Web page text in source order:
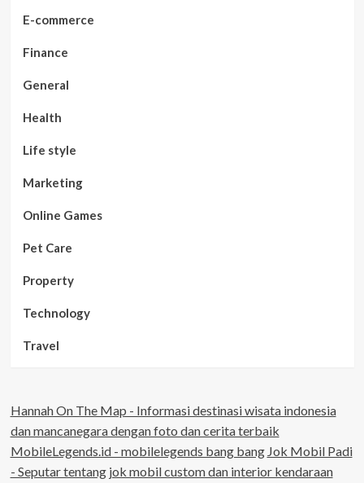
E-commerce
Finance
General
Health
Life style
Marketing
Online Games
Pet Care
Property
Technology
Travel
Hannah On The Map - Informasi destinasi wisata indonesia
dan mancanegara dengan foto dan cerita terbaik
MobileLegends.id - mobilelegends bang bang Jok Mobil Padi
- Seputar tentang jok mobil custom dan interior kendaraan